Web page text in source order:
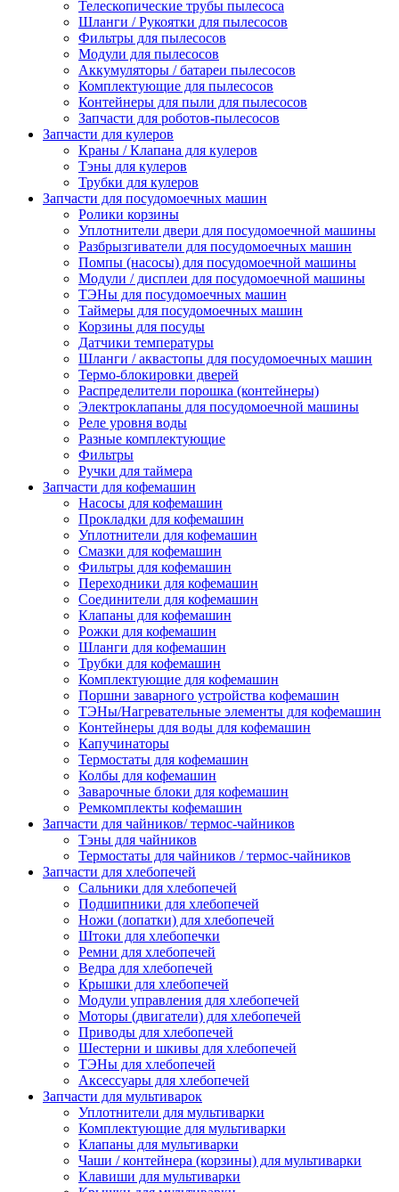
Телескопические трубы пылесоса
Шланги / Рукоятки для пылесосов
Фильтры для пылесосов
Модули для пылесосов
Аккумуляторы / батареи пылесосов
Комплектующие для пылесосов
Контейнеры для пыли для пылесосов
Запчасти для роботов-пылесосов
Запчасти для кулеров
Краны / Клапана для кулеров
Тэны для кулеров
Трубки для кулеров
Запчасти для посудомоечных машин
Ролики корзины
Уплотнители двери для посудомоечной машины
Разбрызгиватели для посудомоечных машин
Помпы (насосы) для посудомоечной машины
Модули / дисплеи для посудомоечной машины
ТЭНы для посудомоечных машин
Таймеры для посудомоечных машин
Корзины для посуды
Датчики температуры
Шланги / аквастопы для посудомоечных машин
Термо-блокировки дверей
Распределители порошка (контейнеры)
Электроклапаны для посудомоечной машины
Реле уровня воды
Разные комплектующие
Фильтры
Ручки для таймера
Запчасти для кофемашин
Насосы для кофемашин
Прокладки для кофемашин
Уплотнители для кофемашин
Смазки для кофемашин
Фильтры для кофемашин
Переходники для кофемашин
Соединители для кофемашин
Клапаны для кофемашин
Рожки для кофемашин
Шланги для кофемашин
Трубки для кофемашин
Комплектующие для кофемашин
Поршни заварного устройства кофемашин
ТЭНы/Нагревательные элементы для кофемашин
Контейнеры для воды для кофемашин
Капучинаторы
Термостаты для кофемашин
Колбы для кофемашин
Заварочные блоки для кофемашин
Ремкомплекты кофемашин
Запчасти для чайников/ термос-чайников
Тэны для чайников
Термостаты для чайников / термос-чайников
Запчасти для хлебопечей
Сальники для хлебопечей
Подшипники для хлебопечей
Ножи (лопатки) для хлебопечей
Штоки для хлебопечки
Ремни для хлебопечей
Ведра для хлебопечей
Крышки для хлебопечей
Модули управления для хлебопечей
Моторы (двигатели) для хлебопечей
Приводы для хлебопечей
Шестерни и шкивы для хлебопечей
ТЭНы для хлебопечей
Аксессуары для хлебопечей
Запчасти для мультиварок
Уплотнители для мультиварки
Комплектующие для мультиварки
Клапаны для мультиварки
Чаши / контейнера (корзины) для мультиварки
Клавиши для мультиварки